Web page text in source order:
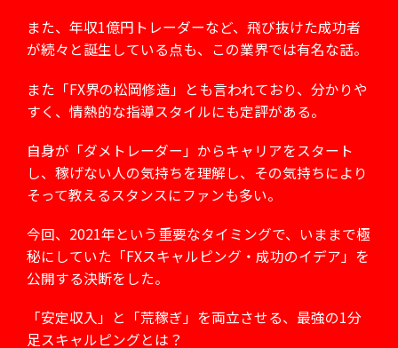
また、年収1億円トレーダーなど、 飛び抜けた成功者
が続々と誕生している点も、 この業界では有名な話。
また「FX界の松岡修造」とも言われており、 分かりや
すく、情熱的な指導スタイルにも定評がある。
自身が「ダメトレーダー」からキャリアをスタート
し、 稼げない人の気持ちを理解し、 その気持ちにより
そって教えるスタンスにファンも多い。
今回、2021年という重要なタイミングで、 いままで極
秘にしていた「FXスキャルピング・成功のイデア」を
公開する決断をした。
「安定収入」と「荒稼ぎ」を両立させる、 最強の1分
足スキャルピングとは？